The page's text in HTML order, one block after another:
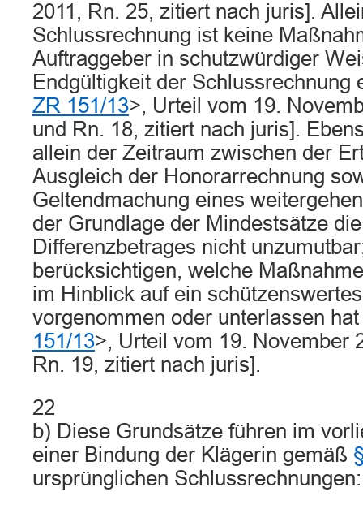
2011, Rn. 25, zitiert nach juris].
Schlussrechnung ist keine
Auftraggeber in schutzwürdiger
Endgültigkeit der Schlussrechnung
ZR 151/13>, Urteil vom 19.
und Rn. 18, zitiert nach juris].
allein der Zeitraum zwischen der
Ausgleich der Honorarrechnung
Geltendmachung eines
der Grundlage der Mindestsätze
Differenzbetrages nicht
berücksichtigen, welche
im Hinblick auf ein
vorgenommen oder unterlassen
151/13>, Urteil vom 19. November
Rn. 19, zitiert nach juris].
22
b) Diese Grundsätze führen im
einer Bindung der Klägerin gemäß
ursprünglichen Schlussrechnungen: